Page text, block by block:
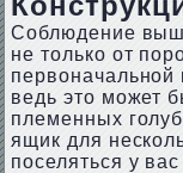
Соблюдение
не только от
первоначальной
ведь это может
племенных
ящик для
поселяться у